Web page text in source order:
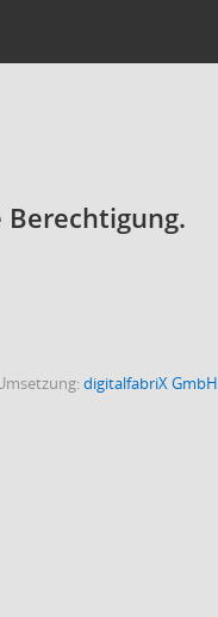
digitalfabriX GmbH